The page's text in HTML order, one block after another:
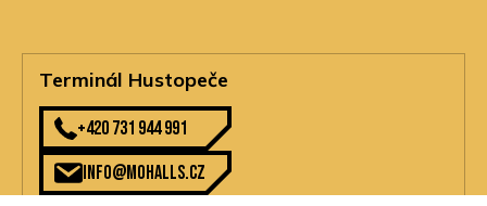
Terminál Hustopeče
+420 731 944 991
info@mohalls.cz